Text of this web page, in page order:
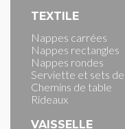
TEXTILE
Nappes carrées
Nappes rectangles
Nappes rondes
Serviette et sets
Chemins de table
Rideaux
VAISSELLE